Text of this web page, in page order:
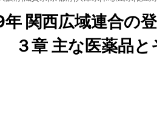
関西広域連合の
３章 主な医薬品